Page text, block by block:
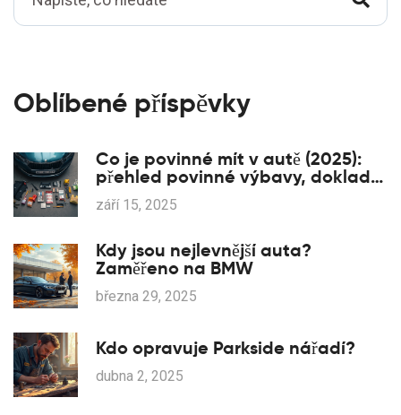
Oblíbené příspěvky
Co je povinné mít v autě (2025):
přehled povinné výbavy, dokladů
a pokut
září 15, 2025
Kdy jsou nejlevnější auta?
Zaměřeno na BMW
března 29, 2025
Kdo opravuje Parkside nářadí?
dubna 2, 2025